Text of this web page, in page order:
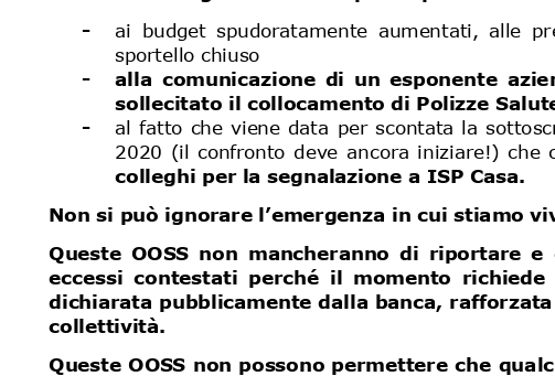
-
ai  budget  spudoratamente  aumentati,  alle
sportello chiuso
-
alla  comunicazione  di  un  esponente
sollecitato il collocamento di Polizze
-
al fatto che viene data per scontata la
2020  (il  confronto  deve ancora  iniziare!)  che
colleghi per la segnalazione a ISP Casa
Non si può ignorare l’emergenza in cui stiamo
Queste  OOSS  non  mancheranno  di  riportare
eccessi  contestati  perché  il  momento  richiede
dichiarata pubblicamente dalla banca
collettività.
Queste OOSS non possono permettere che